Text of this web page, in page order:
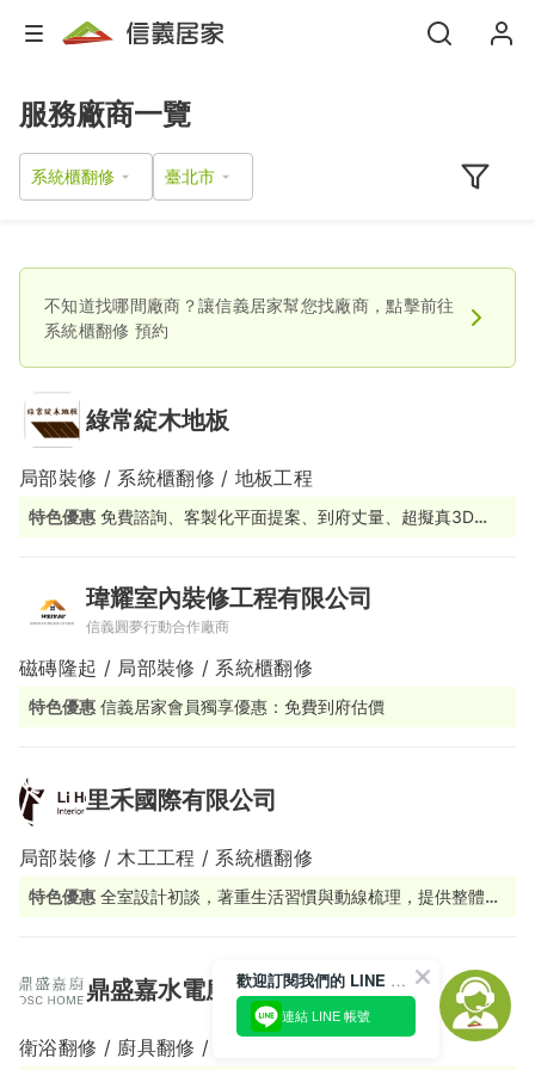
服務廠商一覽
系統櫃翻修
不知道找哪間廠商？讓信義居家幫您找廠商，點擊前往
系統櫃翻修 預約
綠常綻木地板
局部裝修 / 系統櫃翻修 / 地板工程
特色優惠 免費諮詢、客製化平面提案、到府丈量、超擬真3D
瑋耀室內裝修工程有限公司
信義圓夢行動合作廠商
磁磚隆起 / 局部裝修 / 系統櫃翻修
特色優惠 信義居家會員獨享優惠：免費到府估價
里禾國際有限公司
局部裝修 / 木工工程 / 系統櫃翻修
特色優惠 全室設計初談，著重生活習慣與動線梳理，提供整體空
鼎盛嘉水電廚具設計行
衛浴翻修 / 廚具翻修 / 系統櫃翻修
歡迎訂閱我們的 LINE 官方帳號
連結 LINE 帳號